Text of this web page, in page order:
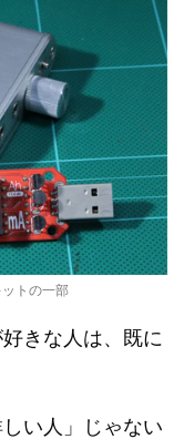
トの一部
きな人は、既に
い人」じゃない